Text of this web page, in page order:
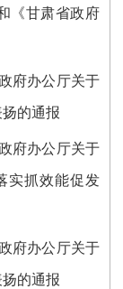
《甘肃省政府
府办公厅关于
的通报
府办公厅关于
实抓效能促发
府办公厅关于
的通报